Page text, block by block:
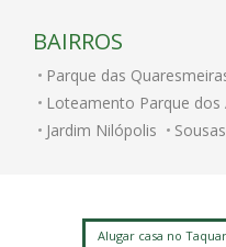
BAIRROS
Parque das
Loteamento Parque dos
Jardim Nilópolis
Sousas
Parque Taquaral
Ville
Alugar casa no